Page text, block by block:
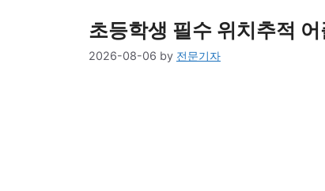
초등학생 필수 위치추적
2026-08-06 by 전문기자